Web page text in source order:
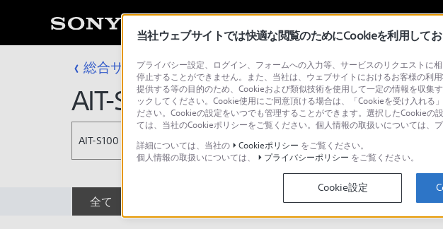
総合サポート・お問い合わせ プロフェッショナル／業務用
AIT-S100
AIT-S100
全て 取扱説明書 Q&A
当社ウェブサイトでは快適な閲覧のためにCookieを利用してお
プライバシー設定、ログイン、フォームへの入力等、サービスのリクエストに
停止することができません。また、当社は、ウェブサイトにおけるお客様の利
提供する等の目的のため、Cookieおよび類似技術を使用して一定の情報を収集
ックしてください。Cookie使用にご同意頂ける場合は、「Cookieを受け入れ
ださい。Cookieの設定をいつでも管理することができます。選択したCookie
ては、当社のCookieポリシーをご覧ください。個人情報の取扱いについては、
詳細については、当社の
Cookieポリシー をご覧ください。
個人情報の取扱いについては、
プライバシーポリシー をご覧ください。
Cookie設定